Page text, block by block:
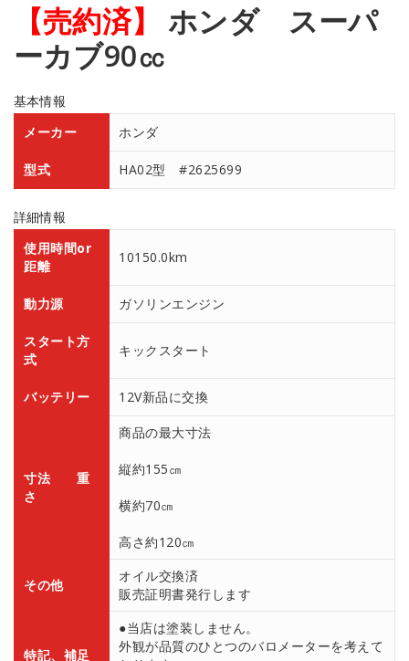
【売約済】
ホンダ スーパ
ーカブ90㏄
基本情報
メーカー
ホンダ
型式 HA02型 #2625699
詳細情報
使用時間or
距離
10150.0km
動力源 ガソリンエンジン
スタート方
式
キックスタート
バッテリー 12V新品に交換
寸法 重
さ
商品の最大寸法
縦約155㎝
横約70㎝
高さ約120㎝
その他
オイル交換済
販売証明書発行します
特記、補足
●当店は塗装しません。
外観が品質のひとつのバロメーターを考えて